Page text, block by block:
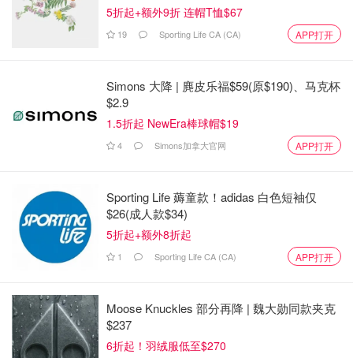
5折起+额外9折 连帽T恤$67
19 Sporting Life CA (CA) APP打开
Simons 大降 | 麂皮乐福$59(原$190)、马克杯
$2.9
1.5折起 NewEra棒球帽$19
4 Simons加拿大官网 APP打开
Sporting Life 薅童款！adidas 白色短袖仅
$26(成人款$34)
5折起+额外8折起
1 Sporting Life CA (CA) APP打开
Moose Knuckles 部分再降 | 魏大勋同款夹克
$237
6折起！羽绒服低至$270